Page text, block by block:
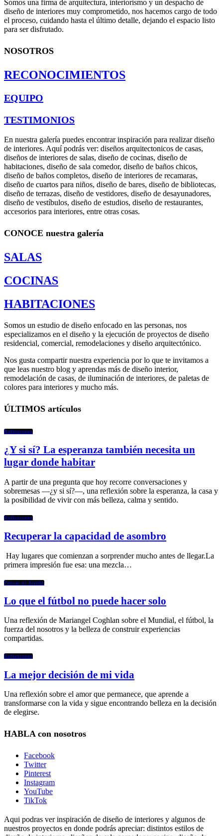
Somos una firma de arquitectura, interiorismo y un despacho de
diseño de interiores muy comprometido, nos hacemos cargo de todo
el proceso, cuidando hasta el último detalle, dejando el espacio listo
para ser disfrutado.
NOSOTROS
RECONOCIMIENTOS
EQUIPO
TESTIMONIOS
En nuestra galería puedes encontrar inspiración para realizar diseño
de interiores. Aquí podrás ver: diseños arquitectonicos de casas,
diseños de interiores de salas, diseño de cocinas, diseño de
habitaciones, diseño de sala comedor, diseño de baños chicos,
diseño de baños completos, diseño de interiores de recamaras,
diseño de cuartos para niños, diseño de bares, diseño de bibliotecas,
diseño de terrazas, diseño de vestidores, diseño de desayunadores,
diseño de vestíbulos, diseño de estudios, diseño de restaurantes,
accesorios para interiores, entre otras cosas.
CONOCE nuestra galería
SALAS
COCINAS
HABITACIONES
Somos un estudio de diseño enfocado en las personas, nos
especializamos en el diseño y la ejecución de proyectos de diseño
residencial, comercial, remodelaciones y diseño arquitectónico.
Nos gusta compartir nuestra experiencia por lo que te invitamos a
que leas nuestro blog y aprendas más de diseño interior,
remodelación de casas, de iluminación de interiores, de paletas de
colores para interiores y mucho más.
ÚLTIMOS artículos
Reflexiones
¿Y si sí? La esperanza también necesita un
lugar donde habitar
A partir de una pregunta que hoy recorre conversaciones y
sobremesas —¿y si sí?—, una reflexión sobre la esperanza, la casa y
la posibilidad de vivir con más belleza, calma y sentido.
Reflexiones
Recuperar la capacidad de asombro
Hay lugares que comienzan a sorprender mucho antes de llegar.La
primera impresión fue esa: una mezcla…
Pensar el diseño
Lo que el fútbol no puede hacer solo
Una reflexión de Mariangel Coghlan sobre el Mundial, el fútbol, la
fuerza del nosotros y la belleza de construir experiencias
compartidas.
Reflexiones
La mejor decisión de mi vida
Una reflexión sobre el amor que permanece, que aprende a
transformarse con la vida y sigue encontrando belleza en la decisión
de elegirse.
HABLAcon nosotros
Facebook
Twitter
Pinterest
Instagram
YouTube
TikTok
Aqui podras ver inspiración de diseño de interiores y algunos de
nuestros proyectos en donde podrás apreciar: distintos estilos de